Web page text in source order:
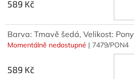
589 Kč
Barva: Tmavě šedá, Velikost: Pony
Momentálně nedostupné | 7479/PON4
589 Kč